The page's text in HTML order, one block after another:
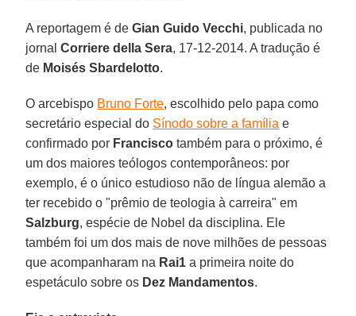
A reportagem é deGian Guido Vecchi, publicada no
jornalCorriere della Sera, 17-12-2014. A tradução é
de Moisés Sbardelotto.
O arcebispo Bruno Forte, escolhido pelo papa como
secretário especial do Sínodo sobre a família e
confirmado por Francisco também para o próximo, é
um dos maiores teólogos contemporâneos: por
exemplo, é o único estudioso não de língua alemão a
ter recebido o "prêmio de teologia à carreira" em
Salzburg, espécie de Nobel da disciplina. Ele
também foi um dos mais de nove milhões de pessoas
que acompanharam na Rai1 a primeira noite do
espetáculo sobre os Dez Mandamentos.